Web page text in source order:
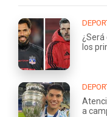
¿Será
los
a